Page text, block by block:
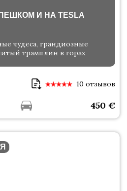
И НА TESLA
чудеса, грандиозные
трамплин в горах
10 отзывов
450 €